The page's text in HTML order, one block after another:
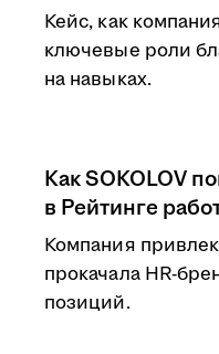
Кейс, как
ключевые роли
на навыках.
Как SOKOLOV
в Рейтинге
Компания
прокачала HR-
позиций.